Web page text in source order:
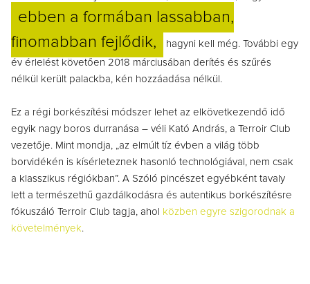
ebben a formában lassabban,
finomabban fejlődik,
hagyni kell még. További egy
év érlelést követően 2018 márciusában derítés és szűrés
nélkül került palackba, kén hozzáadása nélkül.
Ez a régi borkészítési módszer lehet az elkövetkezendő idő
egyik nagy boros durranása – véli Kató András, a Terroir Club
vezetője. Mint mondja, „az elmúlt tíz évben a világ több
borvidékén is kísérleteznek hasonló technológiával, nem csak
a klasszikus régiókban”. A Szóló pincészet egyébként tavaly
lett a természethű gazdálkodásra és autentikus borkészítésre
fókuszáló Terroir Club tagja, ahol
közben egyre szigorodnak a
követelmények.